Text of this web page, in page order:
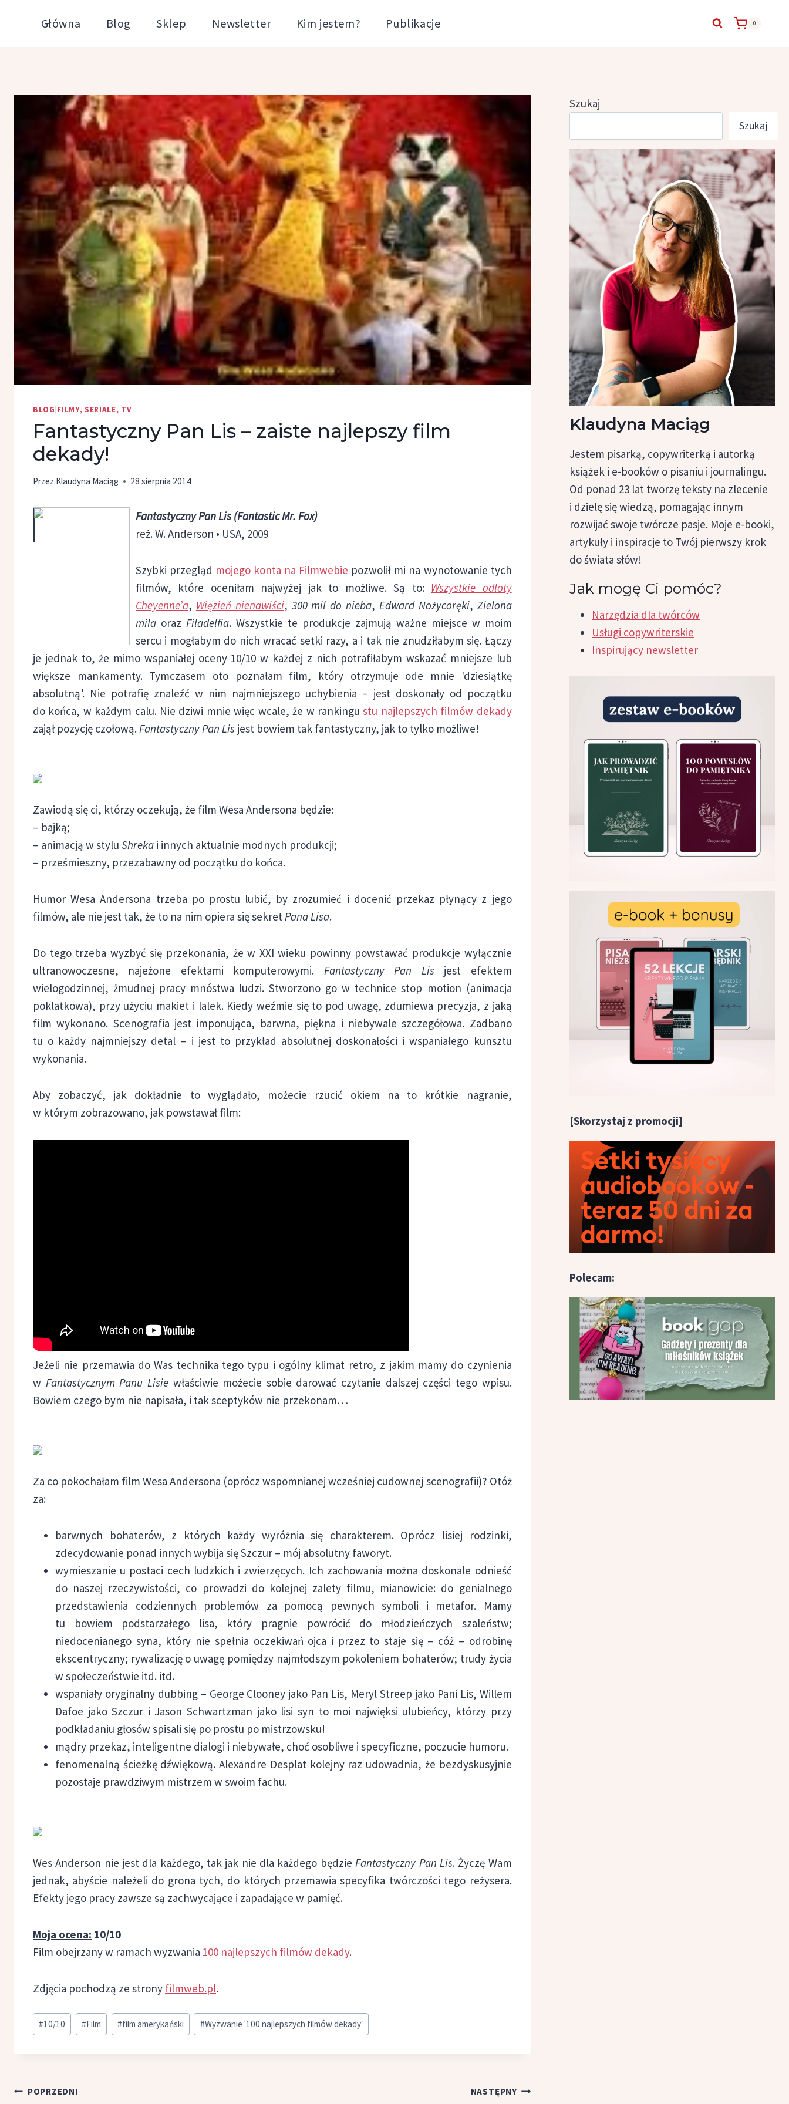
Główna Blog Sklep Newsletter Kim jestem? Publikacje 0
BLOG|FILMY, SERIALE, TV
Fantastyczny Pan Lis – zaiste najlepszy film
dekady!
Przez Klaudyna Maciąg 28 sierpnia 2014
Fantastyczny Pan Lis (Fantastic Mr. Fox)
reż. W. Anderson • USA, 2009
Szybki przegląd mojego konta na Filmwebie pozwolił mi na wynotowanie tych
filmów, które oceniłam najwyżej jak to możliwe. Są to: Wszystkie odloty
Cheyenne’a, Więzień nienawiści, 300 mil do nieba, Edward Nożycoręki, Zielona
mila oraz Filadelfia. Wszystkie te produkcje zajmują ważne miejsce w moim
sercu i mogłabym do nich wracać setki razy, a i tak nie znudziłabym się. Łączy
je jednak to, że mimo wspaniałej oceny 10/10 w każdej z nich potrafiłabym wskazać mniejsze lub
większe mankamenty. Tymczasem oto poznałam film, który otrzymuje ode mnie 'dziesiątkę
absolutną’. Nie potrafię znaleźć w nim najmniejszego uchybienia – jest doskonały od początku
do końca, w każdym calu. Nie dziwi mnie więc wcale, że w rankingustu najlepszych filmów dekady
zajął pozycję czołową.Fantastyczny Pan Lis jest bowiem tak fantastyczny, jak to tylko możliwe!
Zawiodą się ci, którzy oczekują, że film Wesa Andersona będzie:
– bajką;
– animacją w stylu Shreka i innych aktualnie modnych produkcji;
– prześmieszny, przezabawny od początku do końca.
Humor Wesa Andersona trzeba po prostu lubić, by zrozumieć i docenić przekaz płynący z jego
filmów, ale nie jest tak, że to na nim opiera się sekretPana Lisa.
Do tego trzeba wyzbyć się przekonania, że w XXI wieku powinny powstawać produkcje wyłącznie
ultranowoczesne, najeżone efektami komputerowymi. Fantastyczny Pan Lis jest efektem
wielogodzinnej, żmudnej pracy mnóstwa ludzi. Stworzono go w technice stop motion (animacja
poklatkowa), przy użyciu makiet i lalek. Kiedy weźmie się to pod uwagę, zdumiewa precyzja, z jaką
film wykonano. Scenografia jest imponująca, barwna, piękna i niebywale szczegółowa. Zadbano
tu o każdy najmniejszy detal – i jest to przykład absolutnej doskonałości i wspaniałego kunsztu
wykonania.
Aby zobaczyć, jak dokładnie to wyglądało, możecie rzucić okiem na to krótkie nagranie,
w którym zobrazowano, jak powstawał film:
Jeżeli nie przemawia do Was technika tego typu i ogólny klimat retro, z jakim mamy do czynienia
w Fantastycznym Panu Lisiewłaściwie możecie sobie darować czytanie dalszej części tego wpisu.
Bowiem czego bym nie napisała, i tak sceptyków nie przekonam…
Za co pokochałam film Wesa Andersona (oprócz wspomnianej wcześniej cudownej scenografii)? Otóż
za:
barwnych bohaterów, z których każdy wyróżnia się charakterem. Oprócz lisiej rodzinki,
zdecydowanie ponad innych wybija się Szczur – mój absolutny faworyt.
wymieszanie u postaci cech ludzkich i zwierzęcych. Ich zachowania można doskonale odnieść
do naszej rzeczywistości, co prowadzi do kolejnej zalety filmu, mianowicie: do genialnego
przedstawienia codziennych problemów za pomocą pewnych symboli i metafor. Mamy
tu bowiem podstarzałego lisa, który pragnie powrócić do młodzieńczych szaleństw;
niedocenianego syna, który nie spełnia oczekiwań ojca i przez to staje się – cóż – odrobinę
ekscentryczny; rywalizację o uwagę pomiędzy najmłodszym pokoleniem bohaterów; trudy życia
w społeczeństwie itd. itd.
wspaniały oryginalny dubbing – George Clooney jako Pan Lis, Meryl Streep jako Pani Lis, Willem
Dafoe jako Szczur i Jason Schwartzman jako lisi syn to moi najwięksi ulubieńcy, którzy przy
podkładaniu głosów spisali się po prostu po mistrzowsku!
mądry przekaz, inteligentne dialogi i niebywałe, choć osobliwe i specyficzne, poczucie humoru.
fenomenalną ścieżkę dźwiękową. Alexandre Desplat kolejny raz udowadnia, że bezdyskusyjnie
pozostaje prawdziwym mistrzem w swoim fachu.
Wes Anderson nie jest dla każdego, tak jak nie dla każdego będzieFantastyczny Pan Lis. Życzę Wam
jednak, abyście należeli do grona tych, do których przemawia specyfika twórczości tego reżysera.
Efekty jego pracy zawsze są zachwycające i zapadające w pamięć.
Moja ocena: 10/10
Film obejrzany w ramach wyzwania 100 najlepszych filmów dekady.
Zdjęcia pochodzą ze strony filmweb.pl.
Tagi
wpisu:
#10/10 #Film #film amerykański #Wyzwanie '100 najlepszych filmów dekady'
Nawigacja
POPRZEDNI NASTĘPNY
Szukaj
Szukaj
Klaudyna Maciąg
Jestem pisarką, copywriterką i autorką
książek i e-booków o pisaniu i journalingu.
Od ponad 23 lat tworzę teksty na zlecenie
i dzielę się wiedzą, pomagając innym
rozwijać swoje twórcze pasje. Moje e-booki,
artykuły i inspiracje to Twój pierwszy krok
do świata słów!
Jak mogę Ci pomóc?
Narzędzia dla twórców
Usługi copywriterskie
Inspirujący newsletter
[Skorzystaj z promocji]
Polecam: